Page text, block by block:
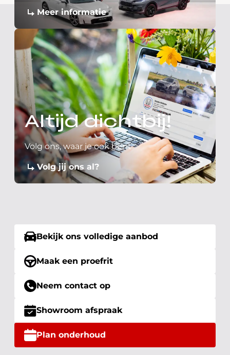
Meer informatie
Altijd dichtbij!
Volg ons, waar je ook bent
Volg jij ons al?
Bekijk ons volledige aanbod
Maak een proefrit
Neem contact op
Showroom afspraak
Plan onderhoud